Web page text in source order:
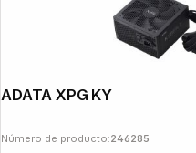
Número de producto:246285